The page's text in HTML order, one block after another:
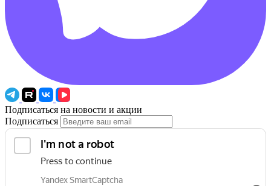
Подписаться на новости и акции
Подписаться